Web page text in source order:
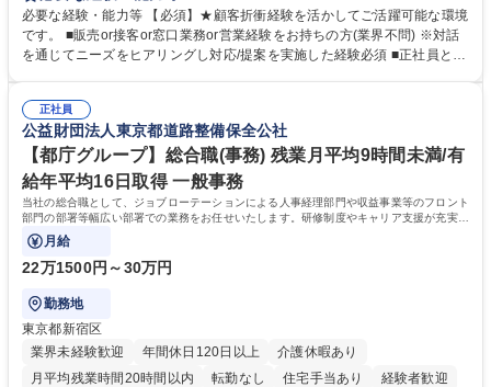
ーション、お客様対応 ■窓口にて、ご来店された個人のお客様に対して金
融商品のご提案 ■効率的な事務運用の検討・構築等 ≪業務紹介：ご応募前
に必ずご覧ください≫ ※記事 https://www.mysite.bk.mufg.jp/career/circle/
必要な経験・能力等 【必須】★顧客折衝経験を活かしてご活躍可能な環境
です。 ■販売or接客or窓口業務or営業経験をお持ちの方(業界不問) ※対話
を通じてニーズをヒアリングし対応/提案を実施した経験必須 ■正社員とし
るので安心して入行いただけます。 幅広いキャリアの選択肢があり、公募
や社内副業等を活用し、 一人ひとりが挑戦できるカルチャーが浸透してい
ます。 学歴・資格 学歴：大学院 大学 高専 短大 専修学校 高校 語学力：
資格：
正社員
公益財団法人東京都道路整備保全公社
【都庁グループ】総合職(事務) 残業月平均9時間未満/有
給年平均16日取得 一般事務
当社の総合職として、ジョブローテーションによる人事経理部門や収益事業等のフロント
部門の部署等幅広い部署での業務をお任せいたします。研修制度やキャリア支援が充実し
ております！ ※下記業務詳細
月給
22万1500円～30万円
勤務地
東京都新宿区
業界未経験歓迎
年間休日120日以上
介護休暇あり
月平均残業時間20時間以内
転勤なし 住宅手当あり
経験者歓迎